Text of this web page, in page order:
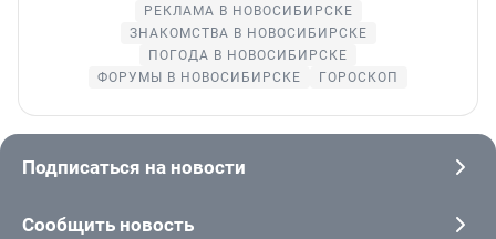
РЕКЛАМА В НОВОСИБИРСКЕ
ЗНАКОМСТВА В НОВОСИБИРСКЕ
ПОГОДА В НОВОСИБИРСКЕ
ФОРУМЫ В НОВОСИБИРСКЕ
ГОРОСКОП
Подписаться на новости
Сообщить новость